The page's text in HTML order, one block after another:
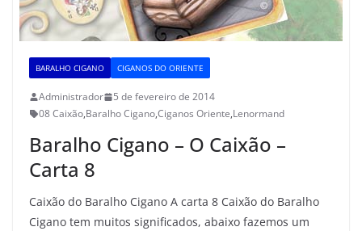
BARALHO CIGANO CIGANOS DO ORIENTE
Administrador
5 de fevereiro de 2014
08 Caixão,Baralho Cigano,Ciganos Oriente,Lenormand
Baralho Cigano – O Caixão –
Carta 8
Caixão do Baralho Cigano A carta 8 Caixão do Baralho
Cigano tem muitos significados, abaixo fazemos um